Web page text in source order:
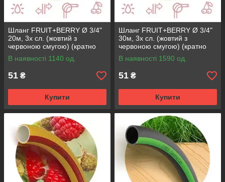
Шланг FRUIT+BERRY Ø 3/4"
20м, 3х сл. (жовтий з
червоною смугою) (кратно
20м) {20}
В наявності 1140 од.
51 ₴
Купити
Шланг FRUIT+BERRY Ø 3/4"
30м, 3х сл. (жовтий з
червоною смугою) (кратно
30м) {30}
В наявності 1590 од.
51 ₴
Купити